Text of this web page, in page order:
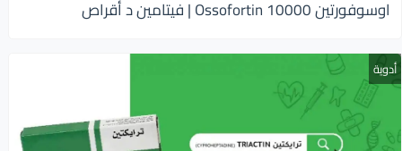
اوسوفورتين 10000 Ossofortin | فيتامين د أقراص
أدوية